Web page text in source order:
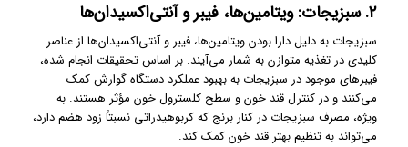
۲. سبزیجات: ویتامین‌ها، فیبر و آنتی‌اکسیدان‌ها
سبزیجات به دلیل دارا بودن ویتامین‌ها، فیبر و آنتی‌اکسیدان‌ها از عناصر
کلیدی در تغذیه متوازن به شمار می‌آیند. بر اساس تحقیقات انجام شده،
فیبرهای موجود در سبزیجات به بهبود عملکرد دستگاه گوارش کمک
می‌کنند و در کنترل قند خون و سطح کلسترول خون مؤثر هستند. به
ویژه، مصرف سبزیجات در کنار برنج که کربوهیدراتی نسبتاً زود هضم دارد،
می‌تواند به تنظیم بهتر قند خون کمک کند.